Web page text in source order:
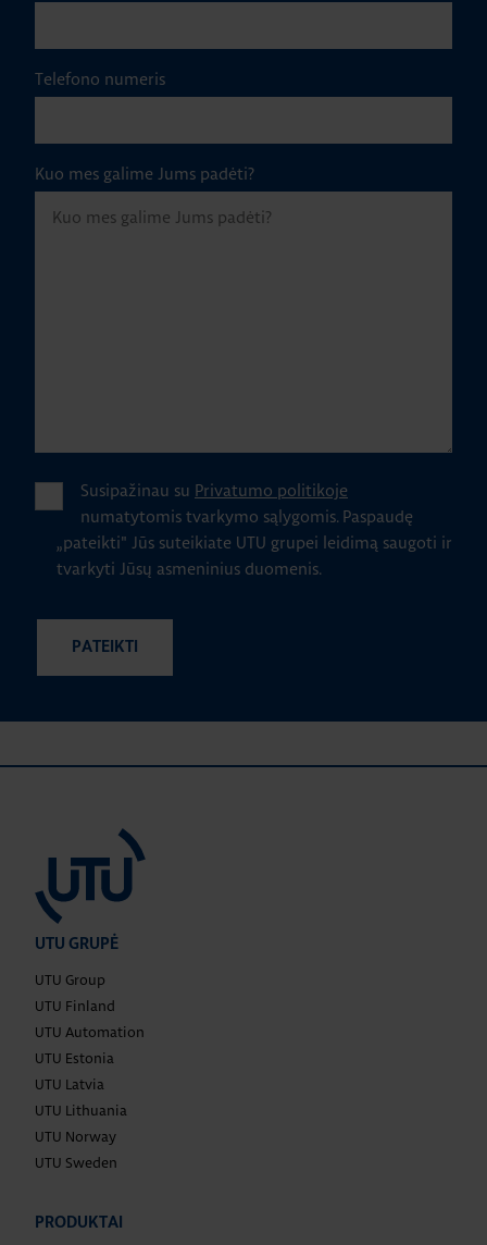
Telefono numeris
Kuo mes galime Jums padėti?
Susipažinau su Privatumo politikoje
numatytomis tvarkymo sąlygomis. Paspaudę
„pateikti" Jūs suteikiate UTU grupei leidimą saugoti ir
tvarkyti Jūsų asmeninius duomenis.
UTU GRUPĖ
UTU Group
UTU Finland
UTU Automation
UTU Estonia
UTU Latvia
UTU Lithuania
UTU Norway
UTU Sweden
PRODUKTAI